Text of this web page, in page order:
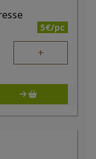
5€/pc
+